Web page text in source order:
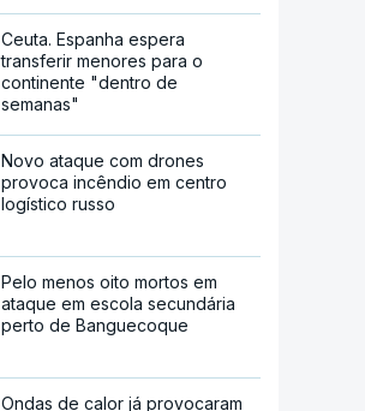
Ceuta. Espanha espera
transferir menores para o
continente "dentro de
semanas"
Novo ataque com drones
provoca incêndio em centro
logístico russo
Pelo menos oito mortos em
ataque em escola secundária
perto de Banguecoque
Ondas de calor já provocaram